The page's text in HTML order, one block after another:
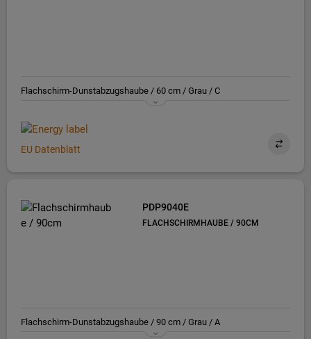
Flachschirm-Dunstabzugshaube / 60 cm / Grau / C
EU Datenblatt
PDP9040E
FLACHSCHIRMHAUBE / 90CM
Flachschirm-Dunstabzugshaube / 90 cm / Grau / A